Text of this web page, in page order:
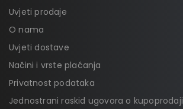
Uvjeti prodaje
O nama
Uvjeti dostave
Načini i vrste plaćanja
Privatnost podataka
Jednostrani raskid ugovora o kupoprodaji